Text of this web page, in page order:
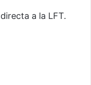
a la LFT.